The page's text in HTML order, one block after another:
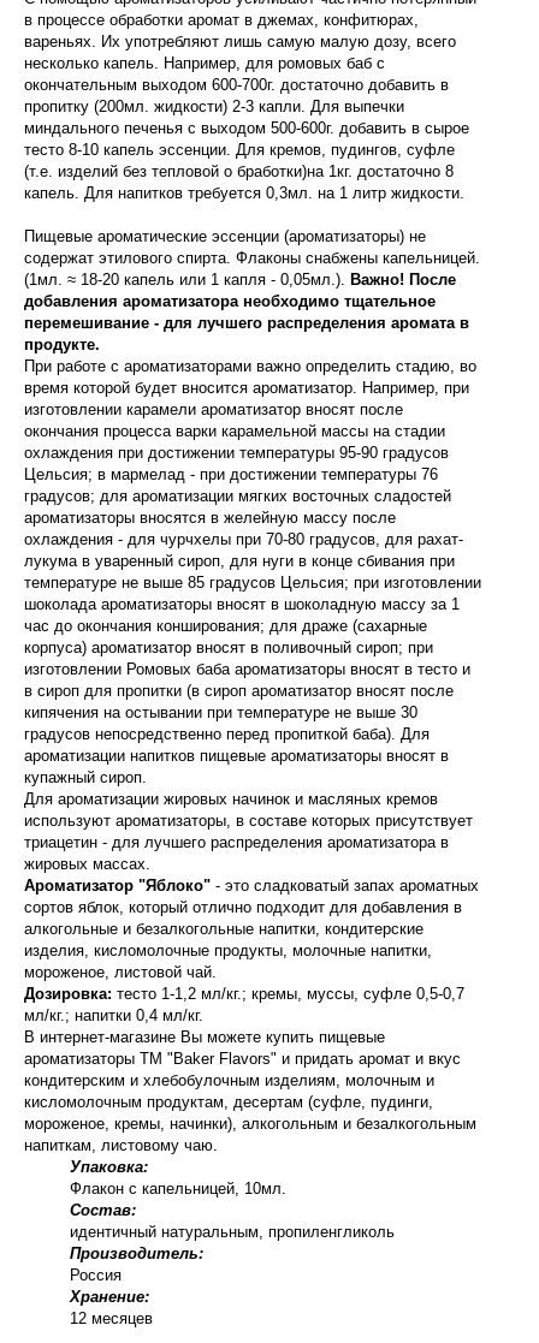
в процессе обработки аромат в джемах, конфитюрах,
вареньях. Их употребляют лишь самую малую дозу, всего
несколько капель. Например, для ромовых баб с
окончательным выходом 600-700г. достаточно добавить в
пропитку (200мл. жидкости) 2-3 капли. Для выпечки
миндального печенья с выходом 500-600г. добавить в сырое
тесто 8-10 капель эссенции. Для кремов, пудингов, суфле
(т.е. изделий без тепловой о бработки)на 1кг. достаточно 8
капель. Для напитков требуется 0,3мл. на 1 литр жидкости.
Пищевые ароматические эссенции (ароматизаторы) не
содержат этилового спирта. Флаконы снабжены капельницей.
(1мл. ≈ 18-20 капель или 1 капля - 0,05мл.). Важно! После
добавления ароматизатора необходимо тщательное
перемешивание - для лучшего распределения аромата в
продукте.
При работе с ароматизаторами важно определить стадию, во
время которой будет вносится ароматизатор. Например, при
изготовлении карамели ароматизатор вносят после
окончания процесса варки карамельной массы на стадии
охлаждения при достижении температуры 95-90 градусов
Цельсия; в мармелад - при достижении температуры 76
градусов; для ароматизации мягких восточных сладостей
ароматизаторы вносятся в желейную массу после
охлаждения - для чурчхелы при 70-80 градусов, для рахат-
лукума в уваренный сироп, для нуги в конце сбивания при
температуре не выше 85 градусов Цельсия; при изготовлении
шоколада ароматизаторы вносят в шоколадную массу за 1
час до окончания конширования; для драже (сахарные
корпуса) ароматизатор вносят в поливочный сироп; при
изготовлении Ромовых баба ароматизаторы вносят в тесто и
в сироп для пропитки (в сироп ароматизатор вносят после
кипячения на остывании при температуре не выше 30
градусов непосредственно перед пропиткой баба). Для
ароматизации напитков пищевые ароматизаторы вносят в
купажный сироп.
Для ароматизации жировых начинок и масляных кремов
используют ароматизаторы, в составе которых присутствует
триацетин - для лучшего распределения ароматизатора в
жировых массах.
Ароматизатор "Яблоко" - это сладковатый запах ароматных
сортов яблок, который отлично подходит для добавления в
алкогольные и безалкогольные напитки, кондитерские
изделия, кисломолочные продукты, молочные напитки,
мороженое, листовой чай.
Дозировка: тесто 1-1,2 мл/кг.; кремы, муссы, суфле 0,5-0,7
мл/кг.; напитки 0,4 мл/кг.
В интернет-магазине Вы можете купить пищевые
ароматизаторы ТМ "Baker Flavors" и придать аромат и вкус
кондитерским и хлебобулочным изделиям, молочным и
кисломолочным продуктам, десертам (суфле, пудинги,
мороженое, кремы, начинки), алкогольным и безалкогольным
напиткам, листовому чаю.
Упаковка:
Флакон с капельницей, 10мл.
Состав:
идентичный натуральным, пропиленгликоль
Производитель:
Россия
Хранение:
12 месяцев